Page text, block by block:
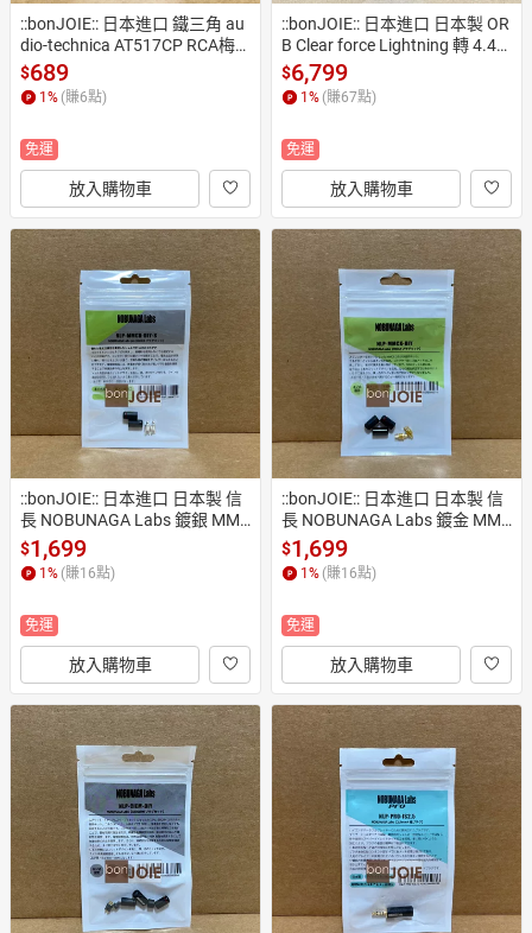
::bonJOIE:: 日本進口 鐵三角 au
dio-technica AT517CP RCA梅
花插座 雙母座 2入組 (盒裝) LIN
K變換插座 中繼插座 鍍金接點
轉接座 AT517
$689
1 % (賺6點)
免運
放入購物車
::bonJOIE:: 日本進口 日本製 OR
B Clear force Lightning 轉 4.4m
m母座 轉接線 (全新盒裝) iphon
e ipad 耳機轉接線 Clearforce
$6,799
1 % (賺67點)
免運
放入購物車
::bonJOIE:: 日本進口 日本製 信
長 NOBUNAGA Labs 鍍銀 MMC
X 插針 NLP-MMCX-DIY-S (全新)
端子 接頭
$1,699
1% (賺16點)
免運
放入購物車
::bonJOIE:: 日本進口 日本製 信
長 NOBUNAGA Labs 鍍金 MMC
X 插針 NLP-MMCX-DIY (全新)
端子 接頭
$1,699
1% (賺16點)
免運
放入購物車